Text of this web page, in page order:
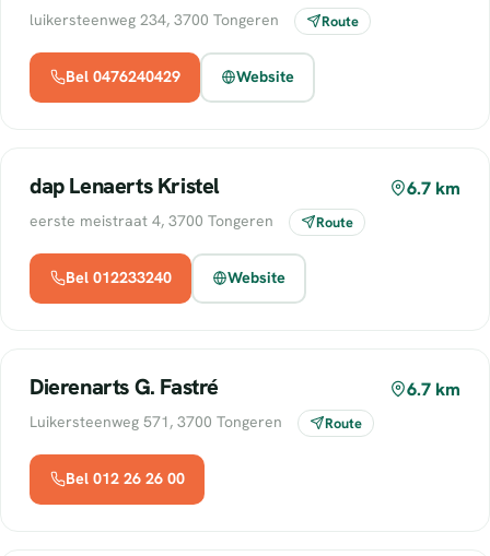
luikersteenweg 234, 3700 Tongeren Route
Bel 0476240429 Website
dap Lenaerts Kristel 6.7 km
eerste meistraat 4, 3700 Tongeren Route
Bel 012233240 Website
Dierenarts G. Fastré 6.7 km
Luikersteenweg 571, 3700 Tongeren Route
Bel 012 26 26 00